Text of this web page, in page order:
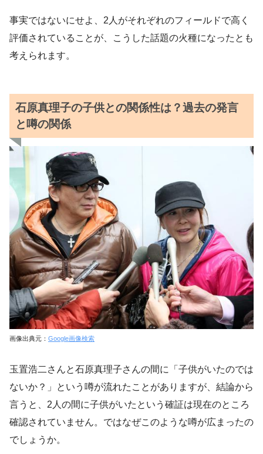
事実ではないにせよ、2人がそれぞれのフィールドで高く
評価されていることが、こうした話題の火種になったとも
考えられます。
石原真理子の子供との関係性は？過去の発言
と噂の関係
画像出典元： Google画像検索
玉置浩二さんと石原真理子さんの間に「子供がいたのでは
ないか？」という噂が流れたことがありますが、結論から
言うと、2人の間に子供がいたという確証は現在のところ
確認されていません。ではなぜこのような噂が広まったの
でしょうか。